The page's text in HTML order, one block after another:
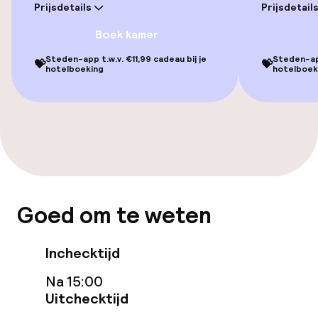
Kamers
Voor toegankelijkheid
geoptimaliseerde kamers beschikbaar
Ligstoelen
Parasols
Entertainment
Gratis wifi
Prijsdetails
Boek kamer
💝Steden-app t.w.v. €11,99 cadeau bij je
hotelboeking
Prijsdetails
💝Steden-
Goed om te weten
Inchecktijd
Na 15:00
Uitchecktijd